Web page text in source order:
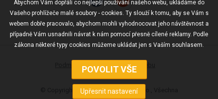
Abychom Vám dopřáli co nejlepší používání našeho webu, ukládáme do
Vašeho prohlížeče malé soubory - cookies. Ty slouží k tomu, aby se Vám s
webem dobře pracovalo, abychom mohli vyhodnocovat jeho návštěvnost a
případně Vám usnadnili návrat k nám pomocí přesně cílené reklamy. Podle
zákona některé typy cookies můžeme ukládat jen s Vaším souhlasem.
Podmínky užívání Mapa webu
© Copyright ELEKTRO S.M.S., spol s r.o., Všechna